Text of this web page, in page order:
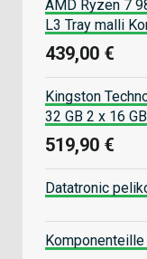
AMD Ryzen 7
L3 Tray malli
439,00 €
Kingston
32 GB 2 x 16
519,90 €
Datatronic